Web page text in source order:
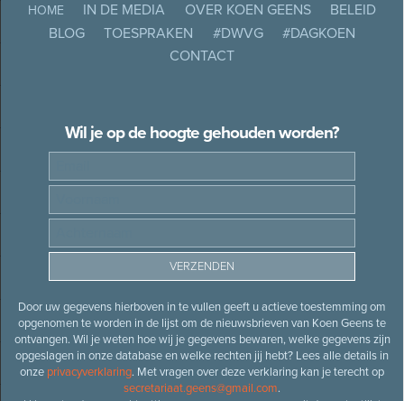
HOME IN DE MEDIA OVER KOEN GEENS
BELEID
BLOG
TOESPRAKEN #DWVG
#DAGKOEN
CONTACT
Wil je op de hoogte gehouden worden?
Door uw gegevens hierboven in te vullen geeft u actieve toestemming om
opgenomen te worden in de lijst om de nieuwsbrieven van Koen Geens te
ontvangen. Wil je weten hoe wij je gegevens bewaren, welke gegevens zijn
opgeslagen in onze database en welke rechten jij hebt? Lees alle details in
onze privacyverklaring. Met vragen over deze verklaring kan je terecht op
secretariaat.geens@gmail.com.